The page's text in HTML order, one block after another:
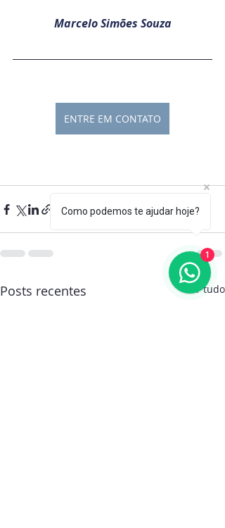
Marcelo Simões Souza
ENTRE EM CONTATO
Posts recentes Ver tudo
Como podemos te ajudar hoje?
1